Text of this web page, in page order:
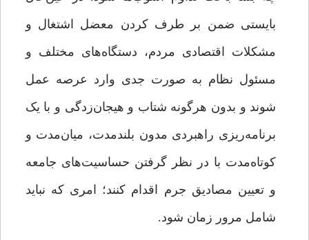
بایستی ضمن بر طرف کردن معضل اشتغال و
مشکلات اقتصادی مردم، دستگاه‌های مختلف و
مسئول نظام به صورت جدی وارد عرصه عمل
شوند و بدون هرگونه شتاب و هیجان‌زدگی و با یک
برنامه‌ریزی راهبردی مدون بلندمدت، میان‌مدت و
کوتاه‌مدت با در نظر گرفتن حساسیت‌های جامعه
و تعیین مصادیق جرم اقدام کنند؛ امری که نباید
شامل مرور زمان شود.